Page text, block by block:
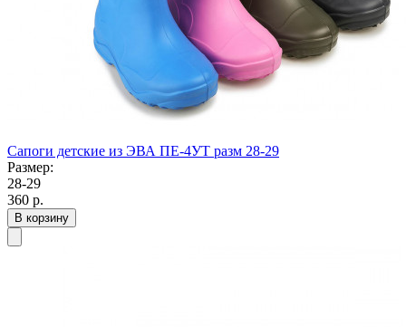
Сапоги детские из ЭВА ПЕ-4УТ разм 28-29
Размер:
28-29
360 р.
В корзину